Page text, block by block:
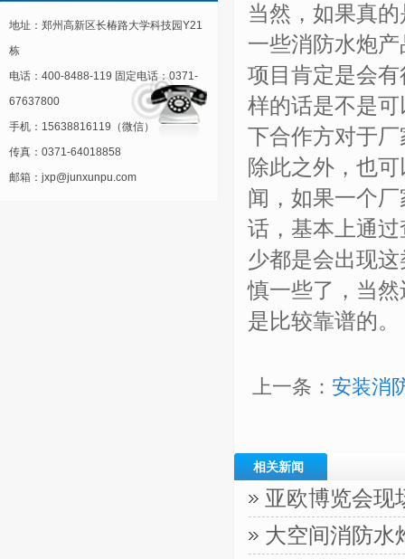
地址：郑州高新区长椿路大学科技园Y21
栋
电话：400-8488-119 固定电话：0371-
67637800
手机：15638816119（微信）
传真：0371-64018858
邮箱：jxp@junxunpu.com
当然，如果真
一些消防水炮
项目肯定是会
样的话是不是
下合作方对于
除此之外，也
闻，如果一个
话，基本上通
少都是会出现
慎一些了，当
是比较靠谱的。
上一条： 安装消
相关新闻
亚欧博览会现
大空间消防水